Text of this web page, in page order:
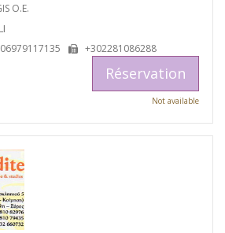
O.E.
+302281086288
Réservation
Not available